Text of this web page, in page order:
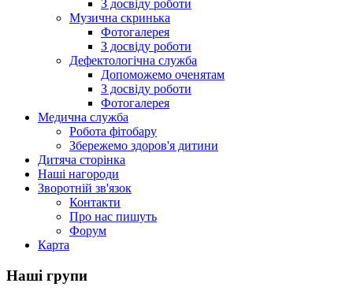
З досвіду роботи
Музична скринька
Фотогалерея
З досвіду роботи
Дефектологічна служба
Допоможемо оченятам
З досвіду роботи
Фотогалерея
Медична служба
Робота фітобару
Збережемо здоров'я дитини
Дитяча сторінка
Наші нагороди
Зворотній зв'язок
Контакти
Про нас пишуть
Форум
Карта
Наші групи